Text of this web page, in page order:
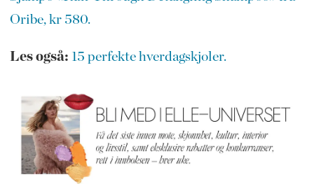
Oribe, kr 580.
Les også: 15 perfekte hverdagskjoler.